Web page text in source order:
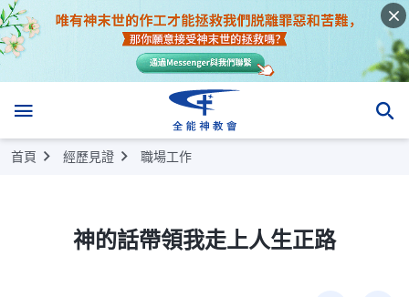
首頁 經歷見證 職場工作
神的話帶領我走上人生正路